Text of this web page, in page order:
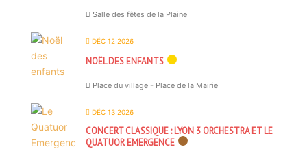
Salle des fêtes de la Plaine
DÉC 12 2026
NOËL DES ENFANTS
Place du village - Place de la Mairie
DÉC 13 2026
CONCERT CLASSIQUE : LYON 3 ORCHESTRA ET LE
QUATUOR EMERGENCE